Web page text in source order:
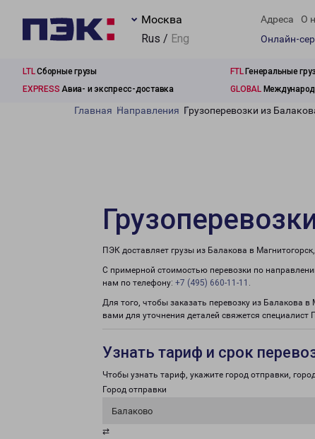
Москва
Rus / Eng
Адреса О
Онлайн-
LTLСборные грузы FTLГенеральные
EXPRESS Авиа- и экспресс-доставка GLOBAL
Главная Направления Грузоперевозки из
ПЭК доставляет грузы из Балакова в
С примерной стоимостью перевозки по
нам по телефону: +7 (495) 660-11-11 .
Для того, чтобы заказать перевозку из Балакова
вами для уточнения деталей свяжется специалист
Узнать тариф и срок
Чтобы узнать тариф, укажите город отправки,
Город отправки
Балаково
⇄